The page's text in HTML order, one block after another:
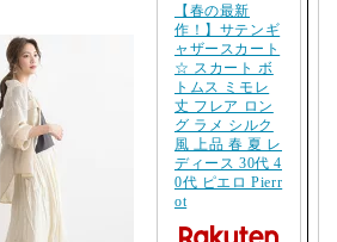
【春の最新
作！】サテンギ
ャザースカート
☆ スカート ボ
トムス ミモレ
丈 フレア ロン
グ ラメ シルク
風 上品 春 夏 レ
ディース 30代 4
0代 ピエロ Pierr
ot